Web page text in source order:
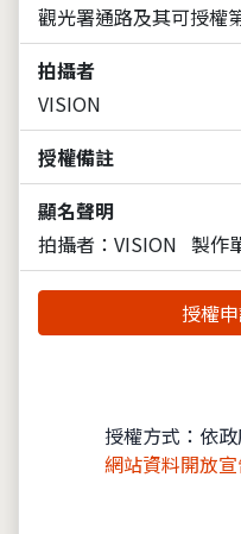
觀光署通路及其可授權
拍攝者
VISION
授權備註
顯名聲明
拍攝者：VISION 製作
授權
授權方式：依
網站資料開放